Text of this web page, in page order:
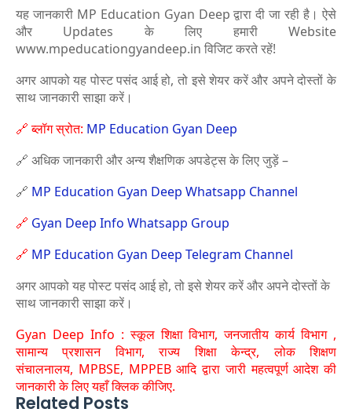
यह जानकारी MP Education Gyan Deep द्वारा दी जा रही है। ऐसे
और Updates के लिए हमारी Website
www.mpeducationgyandeep.in विजिट करते रहें!
अगर आपको यह पोस्ट पसंद आई हो, तो इसे शेयर करें और अपने दोस्तों के
साथ जानकारी साझा करें।
🔗 ब्लॉग स्रोत: MP Education Gyan Deep
🔗 अधिक जानकारी और अन्य शैक्षणिक अपडेट्स के लिए जुड़ें –
🔗 MP Education Gyan Deep Whatsapp Channel
🔗 Gyan Deep Info Whatsapp Group
🔗 MP Education Gyan Deep Telegram Channel
अगर आपको यह पोस्ट पसंद आई हो, तो इसे शेयर करें और अपने दोस्तों के
साथ जानकारी साझा करें।
Gyan Deep Info :स्कूल शिक्षा विभाग, जनजातीय कार्य विभाग ,
सामान्य प्रशासन विभाग, राज्य शिक्षा केन्द्र, लोक शिक्षण
संचालनालय, MPBSE, MPPEB आदि द्वारा जारी महत्वपूर्ण आदेश की
जानकारी के लिए यहाँ क्लिक कीजिए.
Related Posts